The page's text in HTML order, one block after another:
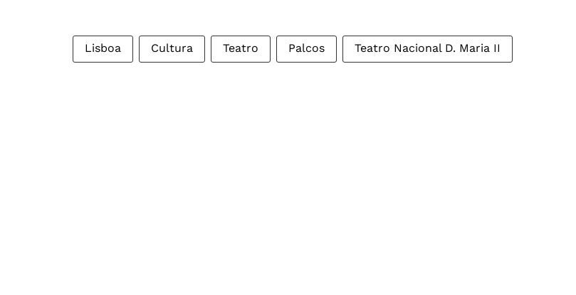
Lisboa Cultura Teatro Palcos Teatro Nacional D. Maria II